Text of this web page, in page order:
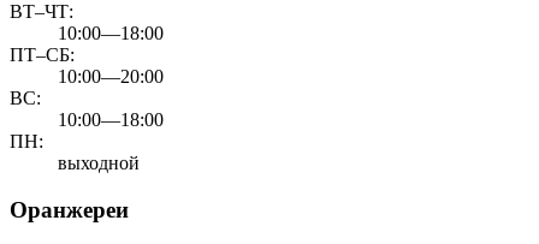
ВТ–ЧТ:
10:00—18:00
ПТ–СБ:
10:00—20:00
ВС:
10:00—18:00
ПН:
выходной
Оранжереи